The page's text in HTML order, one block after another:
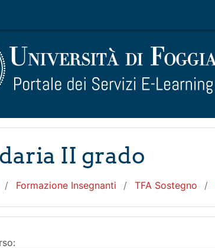
II grado
Formazione Insegnanti TFA Sostegno